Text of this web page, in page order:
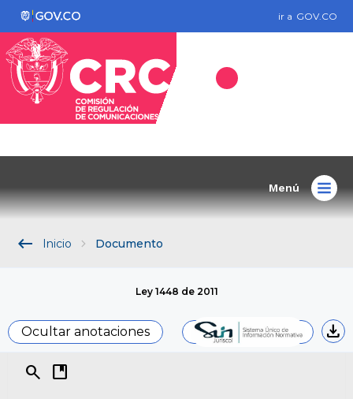
ir a GOV.CO
Menú
keyboard_backspace Inicio Documento
Ley 1448 de 2011
Ocultar anotaciones
download
search developer_guide